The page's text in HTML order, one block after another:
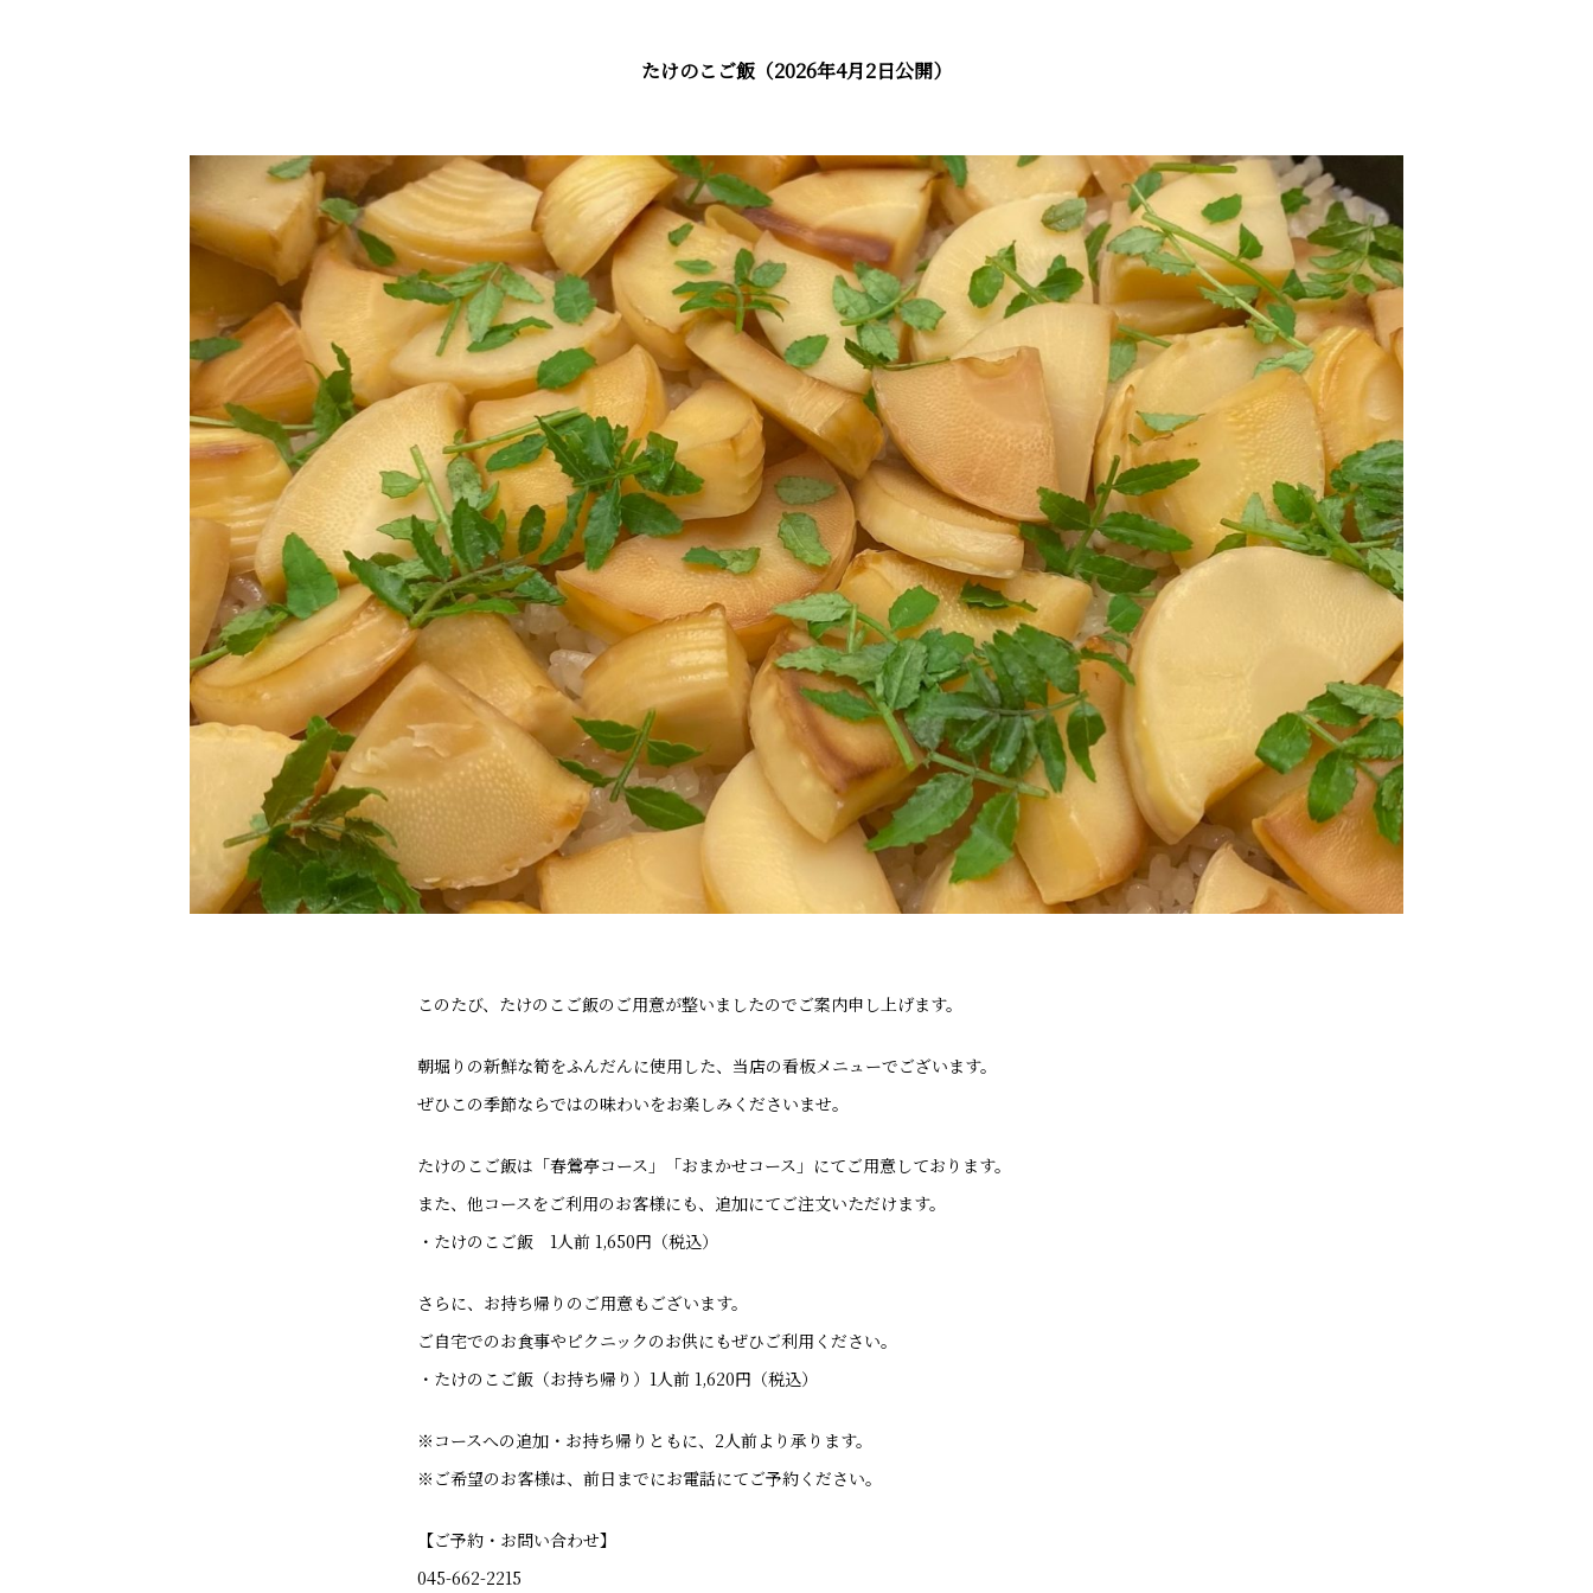
たけのこご飯（2026年4月2日公開）
このたび、たけのこご飯のご用意が整いましたのでご案内申し上げます。
朝堀りの新鮮な筍をふんだんに使用した、当店の看板メニューでございます。
ぜひこの季節ならではの味わいをお楽しみくださいませ。
たけのこご飯は「春鶯亭コース」「おまかせコース」にてご用意しております。
また、他コースをご利用のお客様にも、追加にてご注文いただけます。
・たけのこご飯 1人前 1,650円（税込）
さらに、お持ち帰りのご用意もございます。
ご自宅でのお食事やピクニックのお供にもぜひご利用ください。
・たけのこご飯（お持ち帰り）1人前 1,620円（税込）
※コースへの追加・お持ち帰りともに、2人前より承ります。
※ご希望のお客様は、前日までにお電話にてご予約ください。
【ご予約・お問い合わせ】
045-662-2215